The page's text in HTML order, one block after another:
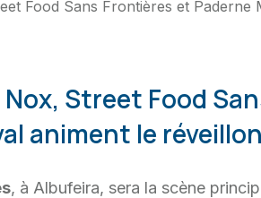
Street Food
animent le
, à Albufeira, sera la scène